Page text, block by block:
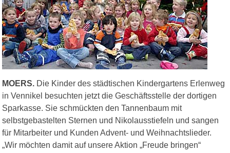
MOERS. Die Kinder des städtischen Kindergartens Erlenweg
in Vennikel besuchten jetzt die Geschäftsstelle der dortigen
Sparkasse. Sie schmückten den Tannenbaum mit
selbstgebastelten Sternen und Nikolausstiefeln und sangen
für Mitarbeiter und Kunden Advent- und Weihnachtslieder.
„Wir möchten damit auf unsere Aktion „Freude bringen“